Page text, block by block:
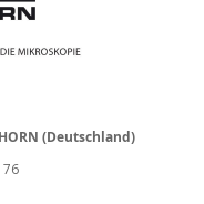
(Deutschland)
76